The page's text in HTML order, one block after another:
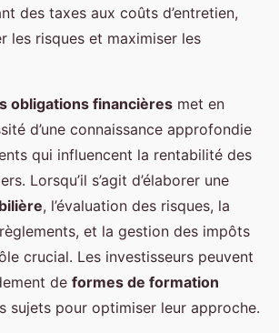
des taxes aux coûts d’entretien,
les risques et maximiser les
obligations financières met en
d’une connaissance approfondie
qui influencent la rentabilité des
Lorsqu’il s’agit d’élaborer une
, l’évaluation des risques, la
et la gestion des impôts
crucial. Les investisseurs peuvent
de formes de formation
sujets pour optimiser leur approche.